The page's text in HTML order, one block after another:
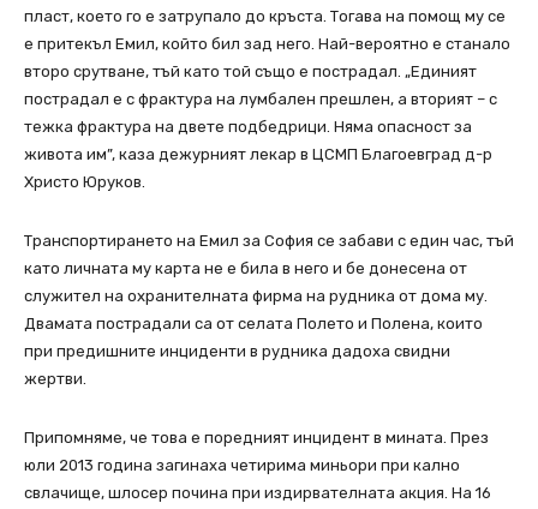
пласт, което го е затрупало до кръста. Тогава на помощ му се
е притекъл Емил, който бил зад него. Най-вероятно е станало
второ срутване, тъй като той също е пострадал. „Единият
пострадал е с фрактура на лyмбален прешлен, а вторият – с
тежка фрактура на двете подбедрици. Няма опасност за
живота им”, каза дежурният лекар в ЦСМП Благоевград д-р
Христо Юруков.
Транспортирането на Емил за София се забави с един час, тъй
като личната му карта не е била в него и бе донесена от
служител на охранителната фирма на рудника от дома му.
Двамата пострадали са от селата Полето и Полена, които
при предишните инциденти в рудника дадоха свидни
жертви.
Припомняме, че това е поредният инцидент в мината. През
юли 2013 година загинаха четирима миньори при кално
свлачище, шлосер почина при издирвателната акция. На 16